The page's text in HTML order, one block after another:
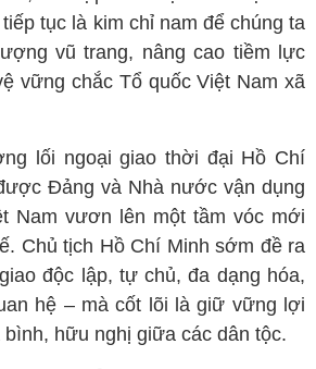
tục là kim chỉ nam để chúng ta
vũ trang, nâng cao tiềm lực
vững chắc Tổ quốc Việt Nam xã
lối ngoại giao thời đại Hồ Chí
Đảng và Nhà nước vận dụng
Nam vươn lên một tầm vóc mới
Chủ tịch Hồ Chí Minh sớm đề ra
độc lập, tự chủ, đa dạng hóa,
hệ – mà cốt lõi là giữ vững lợi
hữu nghị giữa các dân tộc.